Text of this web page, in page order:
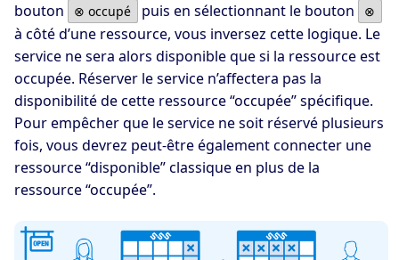
bouton
⊗ occupé puis en sélectionnant le bouton ⊗
à côté d’une ressource, vous inversez cette logique. Le
service ne sera alors disponible que si la ressource est
occupée. Réserver le service n’affectera pas la
disponibilité de cette ressource “occupée” spécifique.
Pour empêcher que le service ne soit réservé plusieurs
fois, vous devrez peut-être également connecter une
ressource “disponible” classique en plus de la
ressource “occupée”.